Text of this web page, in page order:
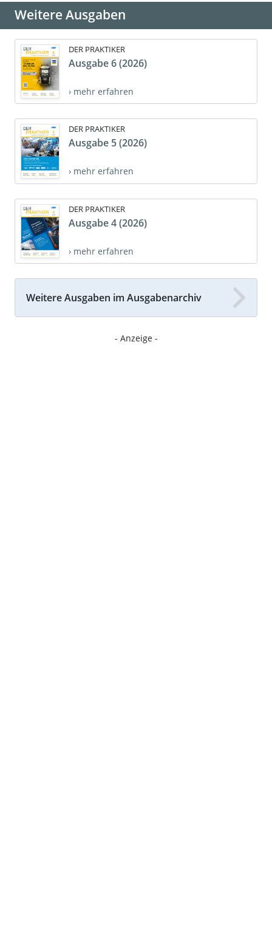
Weitere Ausgaben
DER PRAKTIKER
Ausgabe 6 (2026)
› mehr erfahren
DER PRAKTIKER
Ausgabe 5 (2026)
› mehr erfahren
DER PRAKTIKER
Ausgabe 4 (2026)
› mehr erfahren
Weitere Ausgaben im Ausgabenarchiv
- Anzeige -